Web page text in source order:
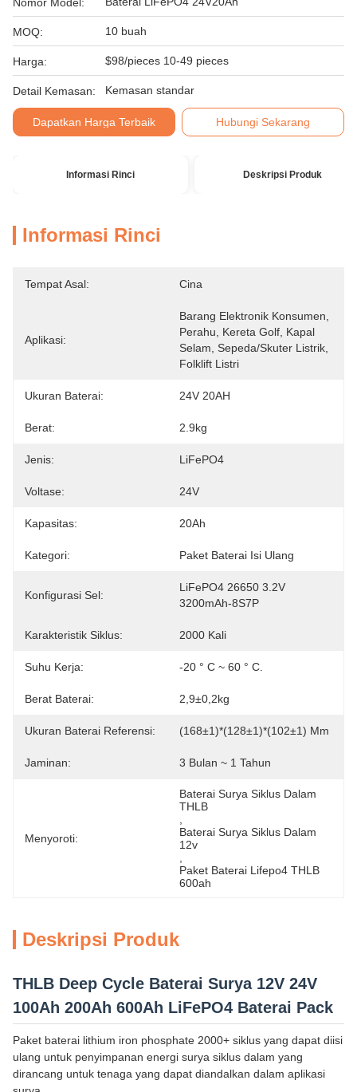
MOQ: 10 buah
Harga: $98/pieces 10-49 pieces
Detail Kemasan: Kemasan standar
Dapatkan Harga Terbaik Hubungi Sekarang
Informasi Rinci Deskripsi Produk
Informasi Rinci
Tempat Asal: Cina
Aplikasi:
Barang Elektronik Konsumen,
Perahu, Kereta Golf, Kapal
Selam, Sepeda/Skuter Listrik,
Folklift Listri
Ukuran Baterai: 24V 20AH
Berat: 2.9kg
Jenis: LiFePO4
Voltase: 24V
Kapasitas: 20Ah
Kategori: Paket Baterai Isi Ulang
Konfigurasi Sel:
LiFePO4 26650 3.2V
3200mAh-8S7P
Karakteristik Siklus: 2000 Kali
Suhu Kerja: -20 ° C ~ 60 ° C.
Berat Baterai: 2,9±0,2kg
Ukuran Baterai Referensi: (168±1)*(128±1)*(102±1) Mm
Jaminan: 3 Bulan ~ 1 Tahun
Menyoroti:
Baterai Surya Siklus Dalam
THLB
Baterai Surya Siklus Dalam
12v
Paket Baterai Lifepo4 THLB
600ah
Deskripsi Produk
THLB Deep Cycle Baterai Surya 12V 24V
100Ah 200Ah 600Ah LiFePO4 Baterai Pack
Paket baterai lithium iron phosphate 2000+ siklus yang dapat diisi
ulang untuk penyimpanan energi surya siklus dalam yang
dirancang untuk tenaga yang dapat diandalkan dalam aplikasi